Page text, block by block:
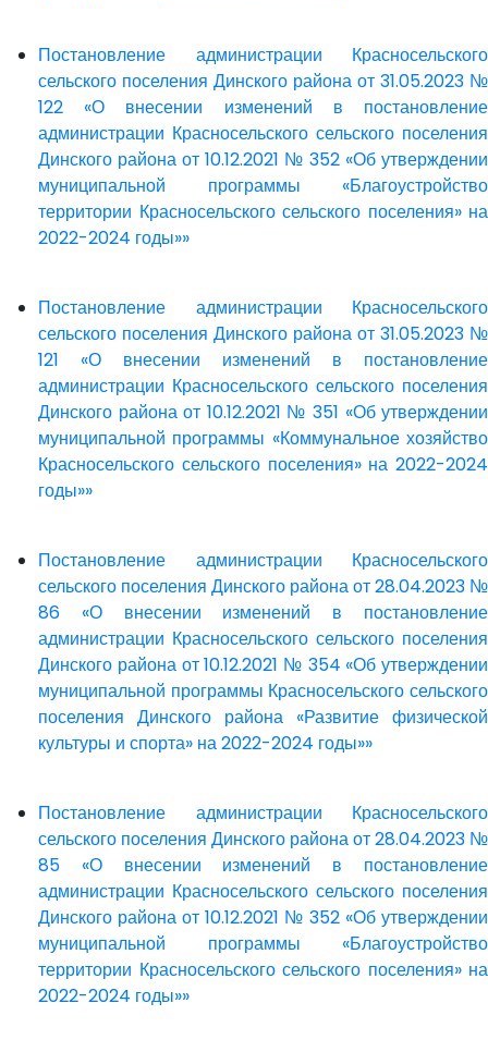
Постановление администрации Красносельского
сельского поселения Динского района от 31.05.2023 №
122 «О внесении изменений в постановление
администрации Красносельского сельского поселения
Динского района от 10.12.2021 № 352 «Об утверждении
муниципальной программы «Благоустройство
территории Красносельского сельского поселения» на
2022-2024 годы»»
Постановление администрации Красносельского
сельского поселения Динского района от 31.05.2023 №
121 «О внесении изменений в постановление
администрации Красносельского сельского поселения
Динского района от 10.12.2021 № 351 «Об утверждении
муниципальной программы «Коммунальное хозяйство
Красносельского сельского поселения» на 2022-2024
годы»»
Постановление администрации Красносельского
сельского поселения Динского района от 28.04.2023 №
86 «О внесении изменений в постановление
администрации Красносельского сельского поселения
Динского района от 10.12.2021 № 354 «Об утверждении
муниципальной программы Красносельского сельского
поселения Динского района «Развитие физической
культуры и спорта» на 2022-2024 годы»»
Постановление администрации Красносельского
сельского поселения Динского района от 28.04.2023 №
85 «О внесении изменений в постановление
администрации Красносельского сельского поселения
Динского района от 10.12.2021 № 352 «Об утверждении
муниципальной программы «Благоустройство
территории Красносельского сельского поселения» на
2022-2024 годы»»